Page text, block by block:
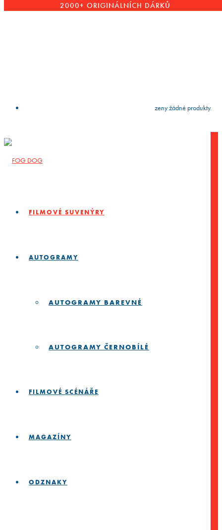
2000+ ORIGINÁLNÍCH DÁRKŮ
FILMOVÉ SUVENÝRY
AUTOGRAMY
AUTOGRAMY BAREVNÉ
AUTOGRAMY ČERNOBÍLÉ
FILMOVÉ SCÉNÁŘE
MAGAZÍNY
ODZNAKY
press Nebyly nalezeny žádné produkty.